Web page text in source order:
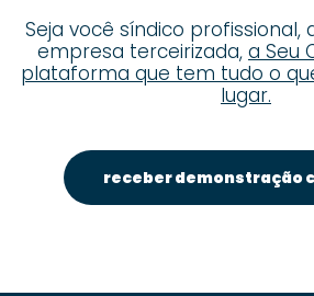
Seja você síndico profissional,
empresa terceirizada, a Seu
plataforma que tem tudo o
lugar.
receber demonstração